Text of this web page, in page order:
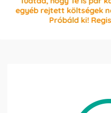
egyéb rejtett költségek
Próbáld ki!